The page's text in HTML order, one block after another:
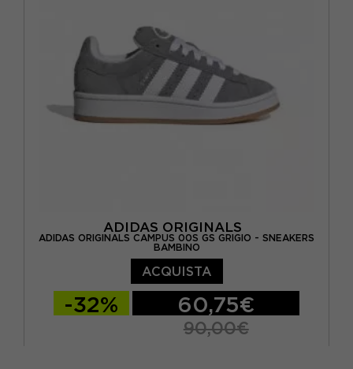
ADIDAS ORIGINALS
ADIDAS ORIGINALS CAMPUS 00S GS GRIGIO - SNEAKERS
BAMBINO
ACQUISTA
-32% 60,75€
90,00€